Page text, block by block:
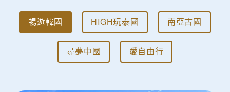
暢遊韓國 HIGH玩泰國 南亞古國
尋夢中國 愛自由行